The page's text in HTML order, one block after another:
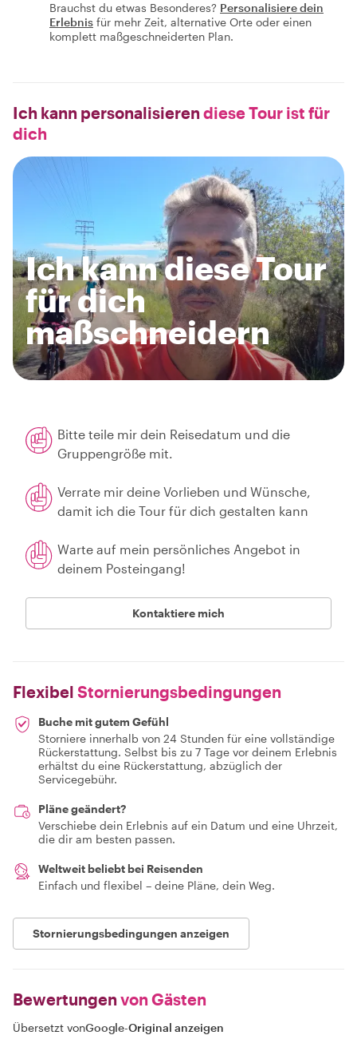
Brauchst du etwas Besonderes? Personalisiere dein
Erlebnis für mehr Zeit, alternative Orte oder einen
komplett maßgeschneiderten Plan.
Ich kann personalisieren diese Tour ist für
dich
Ich kann diese Tour
für dich
maßschneidern
Bitte teile mir dein Reisedatum und die
Gruppengröße mit.
Verrate mir deine Vorlieben und Wünsche,
damit ich die Tour für dich gestalten kann
Warte auf mein persönliches Angebot in
deinem Posteingang!
Kontaktiere mich
Flexibel Stornierungsbedingungen
Buche mit gutem Gefühl
Storniere innerhalb von 24 Stunden für eine vollständige
Rückerstattung. Selbst bis zu 7 Tage vor deinem Erlebnis
erhältst du eine Rückerstattung, abzüglich der
Servicegebühr.
Pläne geändert?
Verschiebe dein Erlebnis auf ein Datum und eine Uhrzeit,
die dir am besten passen.
Weltweit beliebt bei Reisenden
Einfach und flexibel – deine Pläne, dein Weg.
Stornierungsbedingungen anzeigen
Bewertungen von Gästen
Übersetzt vonGoogle-Original anzeigen